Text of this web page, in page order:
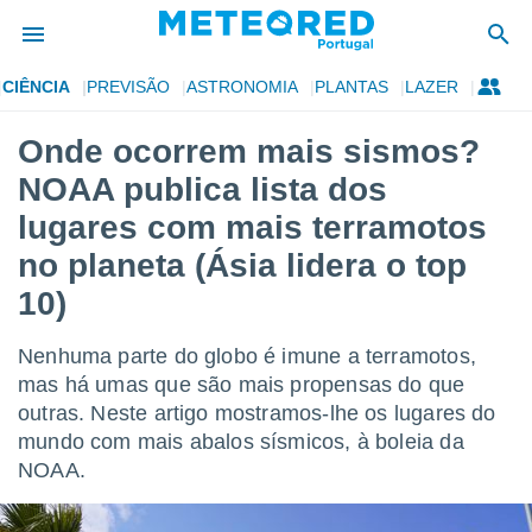
foi
para
as
fornecidas
das
e
forma
CIÊNCIA PREVISÃO ASTRONOMIA PLANTAS LAZER
Onde ocorrem mais sismos?
NOAA publica lista dos
lugares com mais terramotos
no planeta (Ásia lidera o top
10)
Nenhuma parte do globo é imune a terramotos,
mas há umas que são mais propensas do que
outras. Neste artigo mostramos-lhe os lugares do
mundo com mais abalos sísmicos, à boleia da
NOAA.